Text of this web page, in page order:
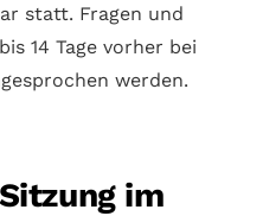
statt. Fragen und
14 Tage vorher bei
werden.
im